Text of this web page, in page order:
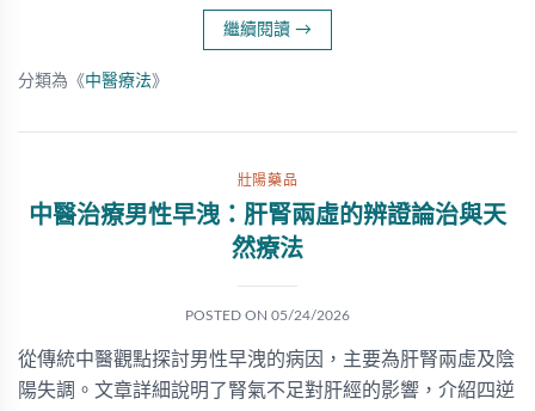
繼續閱讀 →
分類為《中醫療法》
壯陽藥品
中醫治療男性早洩：肝腎兩虛的辨證論治與天
然療法
POSTED ON 05/24/2026
從傳統中醫觀點探討男性早洩的病因，主要為肝腎兩虛及陰
陽失調。文章詳細說明了腎氣不足對肝經的影響，介紹四逆